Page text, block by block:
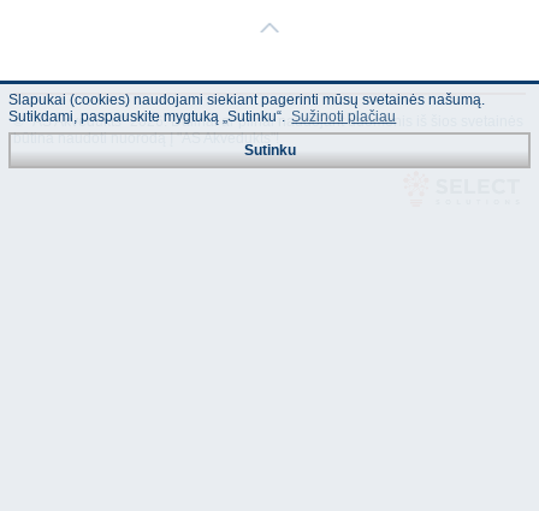
© "AS Akvedukts" 2026. Dalinai ar pilnai naudojant duomenis iš šios svetainės
būtina naudoti nuorodą Į "AS Akvedukts"!
Slapukai (cookies) naudojami siekiant pagerinti mūsų svetainės našumą.
Sutikdami, paspauskite mygtuką „Sutinku“. Sužinoti plačiau
Sutinku